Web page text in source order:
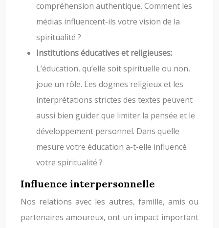
compréhension authentique. Comment les
médias influencent-ils votre vision de la
spiritualité ?
Institutions éducatives et religieuses:
L’éducation, qu’elle soit spirituelle ou non,
joue un rôle. Les dogmes religieux et les
interprétations strictes des textes peuvent
aussi bien guider que limiter la pensée et le
développement personnel. Dans quelle
mesure votre éducation a-t-elle influencé
votre spiritualité ?
Influence interpersonnelle
Nos relations avec les autres, famille, amis ou
partenaires amoureux, ont un impact important